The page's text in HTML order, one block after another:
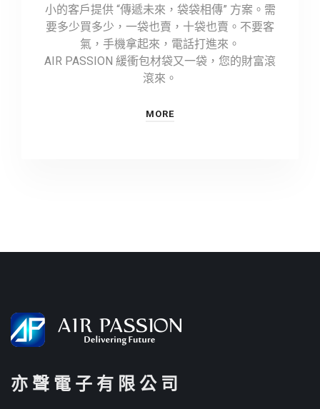
小的客戶提供 “傳遞未來，袋袋相傳” 方案。需
要多少買多少，一袋也賣，十袋也賣。不要客
氣，手機拿起來，電話打進來。
AIR PASSION 緩衝包材袋又一袋，您的財富滾
滾來。
MORE
亦 聲 電 子 有 限 公 司